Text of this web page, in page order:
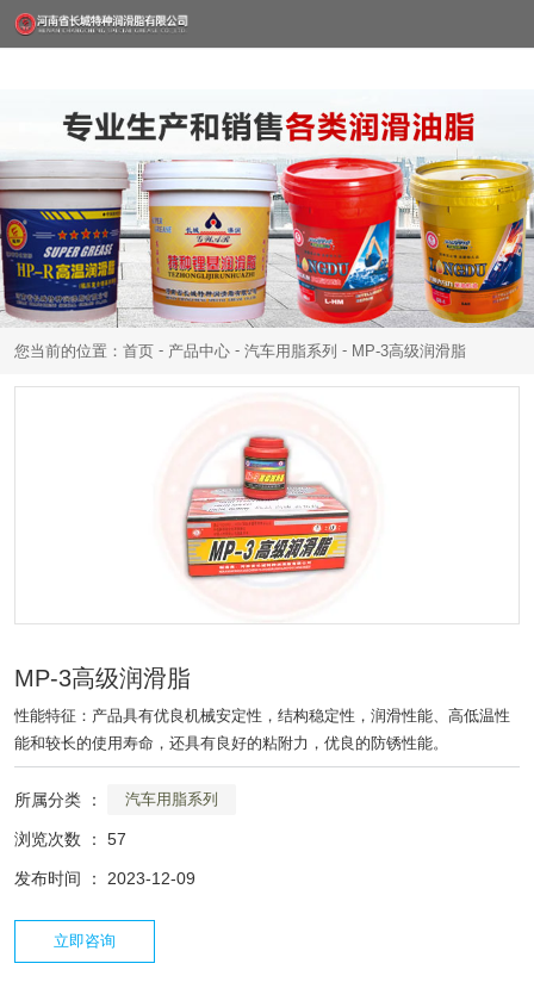
您当前的位置：首页 - 产品中心 - 汽车用脂系列 - MP-3高级润滑脂
MP-3高级润滑脂
性能特征：产品具有优良机械安定性，结构稳定性，润滑性能、高低温性
能和较长的使用寿命，还具有良好的粘附力，优良的防锈性能。
所属分类 ： 汽车用脂系列
浏览次数 ： 57
发布时间 ： 2023-12-09
立即咨询